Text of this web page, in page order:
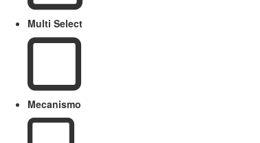
Multi Select
Mecanismo